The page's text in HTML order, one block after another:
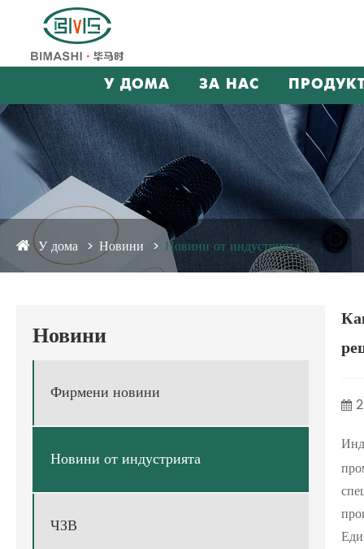
У ДОМА ЗА НАС
У дома Новини Новини от индустрията
Новини
Фирмени новини
Новини от индустрията
ЧЗВ